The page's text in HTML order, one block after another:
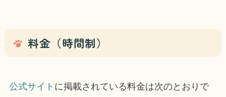
料金（時間制）
公式サイト に掲載されている料金は次のとおりで